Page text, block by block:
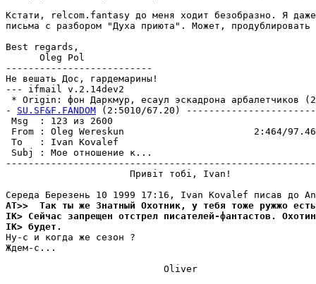
Кстати, relcom.fantasy до меня ходит безобразно. Я
письма с разбором "Духа приюта". Может, продублировать
Best regards,
      Oleg Pol
--------------------------
He вешать Дос, гардемарины!
--- ifmail v.2.14dev2
* Origin: фон Даркмур, есаул эскадрона арбалетчиков
- SU.SF&F.FANDOM (2:5010/67.20)
Msg  : 123
From : Oleg Wereskun                       2:464/
To   : Ivan Kovalef
Subj : Мое
                      Привiт тобi, Ivan!
AT>>  Так ты же Знатный Охотник, у тебя тоже ружжо
IK> Сейчас запрещен отстрел писателей-фантастов.
IK> будет.
Hу-с и когда же сезон ?
Ждем-с...
                            Oliver